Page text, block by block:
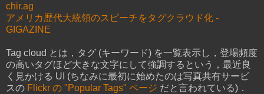
chir.ag
アメリカ歴代大統領のスピーチをタグクラウド化 -
GIGAZINE
Tag cloud とは，タグ (キーワード) を一覧表示し，登場頻度
の高いタグほど大きな文字にして強調するという，最近良
く見かける UI (ちなみに最初に始めたのは写真共有サービ
スの Flickr の "Popular Tags" ページ だと言われている)．